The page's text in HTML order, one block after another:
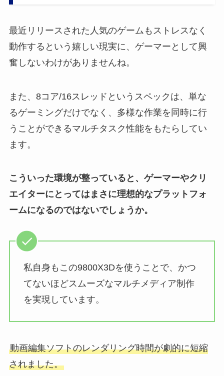
最近リリースされた人気のゲームもストレスなく
動作するという嬉しい現実に、ゲーマーとして興
奮しないわけがありませんね。
また、8コア/16スレッドというスペックは、単な
るゲーミングだけでなく、多様な作業を同時に行
うことができるマルチタスク性能をもたらしてい
ます。
こういった環境が整っていると、ゲーマーやクリ
エイターにとってはまさに理想的なプラットフォ
ームになるのではないでしょうか。
私自身もこの9800X3Dを使うことで、かつ
てないほどスムーズなマルチメディア制作
を実現しています。
動画編集ソフトのレンダリング時間が劇的に短縮
されました。